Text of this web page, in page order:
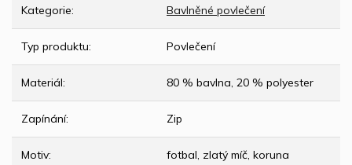
Kategorie: Bavlněné povlečení
Typ produktu: Povlečení
Materiál: 80 % bavlna, 20 % polyester
Zapínání: Zip
Motiv: fotbal, zlatý míč, koruna